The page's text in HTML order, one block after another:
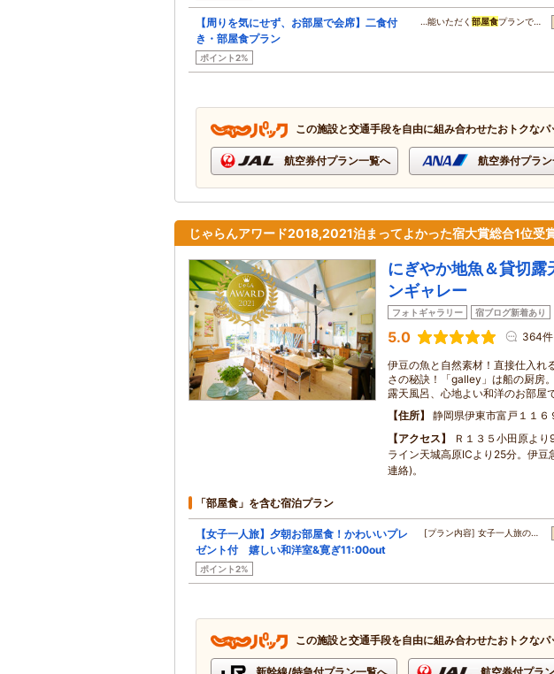
【周りを気にせず、お部屋で会席】二食付
き・部屋食プラン
ポイント2%
…能いただく 部屋食プランで…
この施設と交通手段を自由に組み合わせたおトクなパ
航空券付プラン一覧へ 航空券付プラ
じゃらんアワード2018,2021泊まってよかった宿大賞総合1位受
にぎやか地魚＆貸切
ンギャレー
フォトギャラリー 宿ブログ新着あり
5.0 364件
伊豆の魚と自然素材！直接仕入れ
さの秘訣！「galley」は船の厨房
露天風呂、心地よい和洋のお部屋
住所
静岡県伊東市富戸１１６
アクセス
Ｒ１３５小田原よ
ライン天城高原ICより25分。伊豆
連絡)。
「部屋食」を含む宿泊プラン
【女子一人旅】夕朝お部屋食！かわいいプレ
ゼント付 嬉しい和洋室&寛ぎ11:00out
ポイント2%
[プラン内容] 女子一人旅の…
この施設と交通手段を自由に組み合わせたおトクなパ